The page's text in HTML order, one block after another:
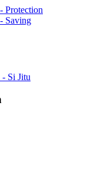
Protection
Saving
Si Jitu